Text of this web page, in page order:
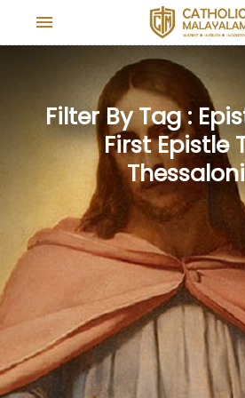
menu
Filter By Tag :
First Epistle